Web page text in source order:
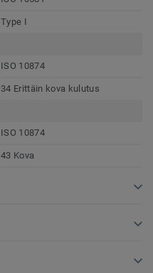
Type I
ISO 10874
34 Erittäin kova kulutus
ISO 10874
43 Kova